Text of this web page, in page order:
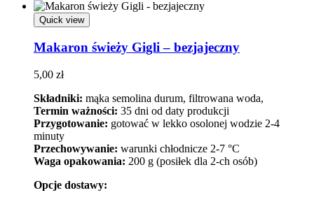
Quick view
Makaron świeży Gigli – bezjajeczny
5,00 zł
Składniki: mąka semolina durum, filtrowana woda,
Termin ważności: 35 dni od daty produkcji
Przygotowanie: gotować w lekko osolonej wodzie 2-4
minuty
Przechowywanie: warunki chłodnicze 2-7 °C
Waga opakowania: 200 g (posiłek dla 2-ch osób)
Opcje dostawy: